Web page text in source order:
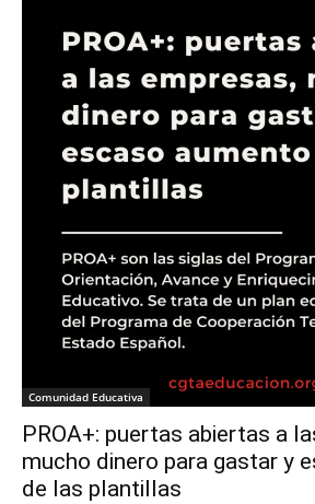
Comunidad Educativa
PROA+: puertas abiertas a
mucho dinero para gastar y
de las plantillas